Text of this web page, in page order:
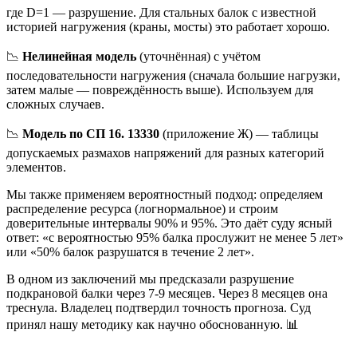
где D=1 — разрушение. Для стальных балок с известной
историей нагружения (краны, мосты) это работает хорошо.
📉 Нелинейная модель (уточнённая) с учётом
последовательности нагружения (сначала большие нагрузки,
затем малые — повреждённость выше). Используем для
сложных случаев.
📉 Модель по СП 16. 13330 (приложение Ж) — таблицы
допускаемых размахов напряжений для разных категорий
элементов.
Мы также применяем вероятностный подход: определяем
распределение ресурса (логнормальное) и строим
доверительные интервалы 90% и 95%. Это даёт суду ясный
ответ: «с вероятностью 95% балка прослужит не менее 5 лет»
или «50% балок разрушатся в течение 2 лет».
В одном из заключений мы предсказали разрушение
подкрановой балки через 7-9 месяцев. Через 8 месяцев она
треснула. Владелец подтвердил точность прогноза. Суд
принял нашу методику как научно обоснованную. 📊